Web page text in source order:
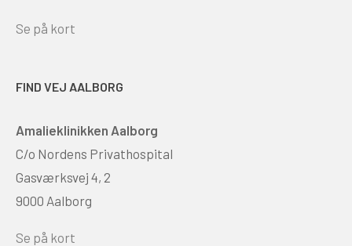
Se på kort
FIND VEJ AALBORG
Amalieklinikken Aalborg
C/o Nordens Privathospital
Gasværksvej 4, 2
9000 Aalborg
Se på kort